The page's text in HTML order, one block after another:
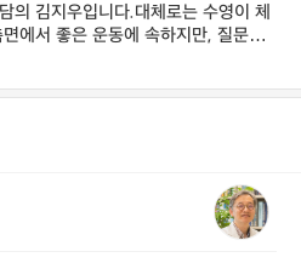
의 김지우입니다.대체로는 수영이 체
에서 좋은 운동에 속하지만, 질문에
...